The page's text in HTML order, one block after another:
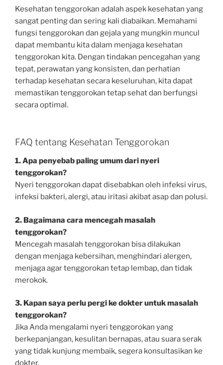
Kesehatan tenggorokan adalah aspek kesehatan yang
sangat penting dan sering kali diabaikan. Memahami
fungsi tenggorokan dan gejala yang mungkin muncul
dapat membantu kita dalam menjaga kesehatan
tenggorokan kita. Dengan tindakan pencegahan yang
tepat, perawatan yang konsisten, dan perhatian
terhadap kesehatan secara keseluruhan, kita dapat
memastikan tenggorokan tetap sehat dan berfungsi
secara optimal.
FAQ tentang Kesehatan Tenggorokan
1. Apa penyebab paling umum dari nyeri
tenggorokan?
Nyeri tenggorokan dapat disebabkan oleh infeksi virus,
infeksi bakteri, alergi, atau iritasi akibat asap dan polusi.
2. Bagaimana cara mencegah masalah
tenggorokan?
Mencegah masalah tenggorokan bisa dilakukan
dengan menjaga kebersihan, menghindari alergen,
menjaga agar tenggorokan tetap lembap, dan tidak
merokok.
3. Kapan saya perlu pergi ke dokter untuk masalah
tenggorokan?
Jika Anda mengalami nyeri tenggorokan yang
berkepanjangan, kesulitan bernapas, atau suara serak
yang tidak kunjung membaik, segera konsultasikan ke
dokter.